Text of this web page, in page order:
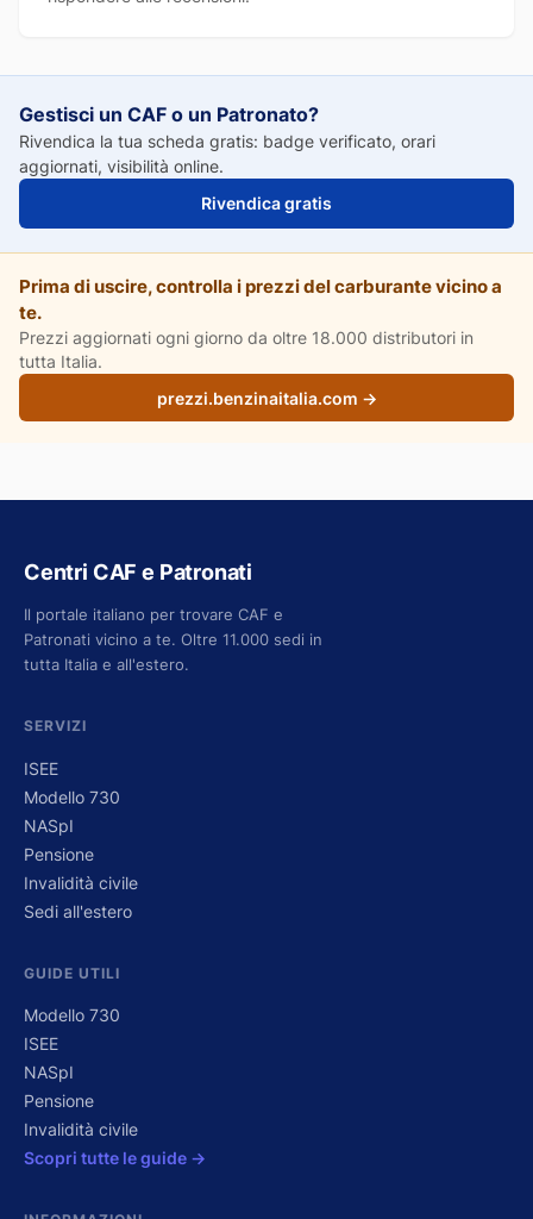
Gestisci un CAF o un Patronato?
Rivendica la tua scheda gratis: badge verificato, orari
aggiornati, visibilità online.
Rivendica gratis
Prima di uscire, controlla i prezzi del carburante vicino a
te.
Prezzi aggiornati ogni giorno da oltre 18.000 distributori in
tutta Italia.
prezzi.benzinaitalia.com →
Centri CAF e Patronati
Il portale italiano per trovare CAF e
Patronati vicino a te. Oltre 11.000 sedi in
tutta Italia e all'estero.
SERVIZI
ISEE
Modello 730
NASpI
Pensione
Invalidità civile
Sedi all'estero
GUIDE UTILI
Modello 730
ISEE
NASpI
Pensione
Invalidità civile
Scopri tutte le guide →